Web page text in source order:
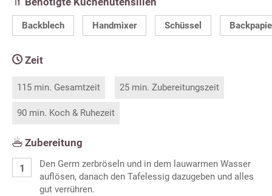
Backblech Handmixer Schüssel
Zeit
115 min. Gesamtzeit 25 min. Zubereitungszeit
90 min. Koch & Ruhezeit
Zubereitung
Den Germ zerbröseln und in dem lauwarmen Wasser
auflösen, danach den Tafelessig dazugeben und alles
gut verrühren.